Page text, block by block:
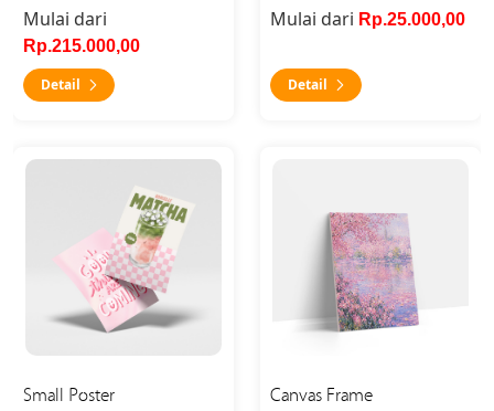
Mulai dari
Rp.215.000,00
Detail
Mulai dari Rp.25.000,00
Detail
Small Poster
Detail Small Poster
Canvas Frame